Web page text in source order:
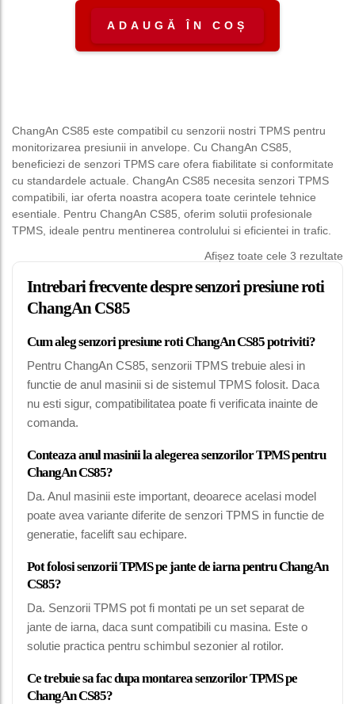
ADAUGĂ ÎN COȘ
ChangAn CS85 este compatibil cu senzorii nostri TPMS pentru
monitorizarea presiunii in anvelope. Cu ChangAn CS85,
beneficiezi de senzori TPMS care ofera fiabilitate si conformitate
cu standardele actuale. ChangAn CS85 necesita senzori TPMS
compatibili, iar oferta noastra acopera toate cerintele tehnice
esentiale. Pentru ChangAn CS85, oferim solutii profesionale
TPMS, ideale pentru mentinerea controlului si eficientei in trafic.
Afișez toate cele 3 rezultate
Intrebari frecvente despre senzori presiune roti
ChangAn CS85
Cum aleg senzori presiune roti ChangAn CS85 potriviti?
Pentru ChangAn CS85, senzorii TPMS trebuie alesi in
functie de anul masinii si de sistemul TPMS folosit. Daca
nu esti sigur, compatibilitatea poate fi verificata inainte de
comanda.
Conteaza anul masinii la alegerea senzorilor TPMS pentru
ChangAn CS85?
Da. Anul masinii este important, deoarece acelasi model
poate avea variante diferite de senzori TPMS in functie de
generatie, facelift sau echipare.
Pot folosi senzorii TPMS pe jante de iarna pentru ChangAn
CS85?
Da. Senzorii TPMS pot fi montati pe un set separat de
jante de iarna, daca sunt compatibili cu masina. Este o
solutie practica pentru schimbul sezonier al rotilor.
Ce trebuie sa fac dupa montarea senzorilor TPMS pe
ChangAn CS85?